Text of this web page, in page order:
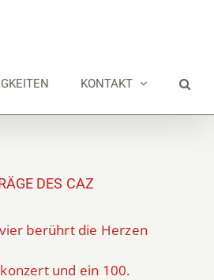
KONTAKT
DES CAZ
berührt die Herzen
und ein 100.